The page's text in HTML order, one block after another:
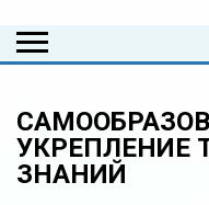
УКРЕПЛЕНИЕ
ЗНАНИЙ